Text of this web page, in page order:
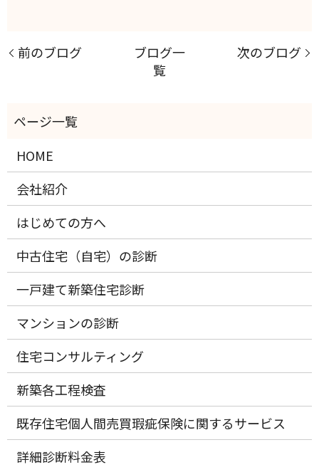
前のブログ
ブログ一
覧
次のブログ
HOME
会社紹介
はじめての方へ
中古住宅（自宅）の診断
一戸建て新築住宅診断
マンションの診断
住宅コンサルティング
新築各工程検査
既存住宅個人間売買瑕疵保険に関するサービス
詳細診断料金表